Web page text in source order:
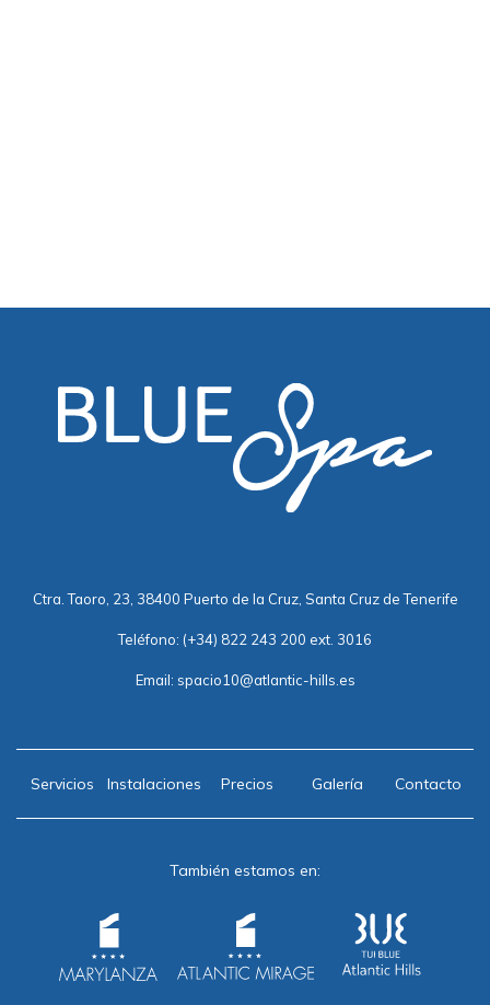
Ctra. Taoro, 23, 38400 Puerto de la Cruz, Santa Cruz de Tenerife
Teléfono: (+34) 822 243 200 ext. 3016
Email: spacio10@atlantic-hills.es
Servicios Instalaciones Precios Galería Contacto
También estamos en: